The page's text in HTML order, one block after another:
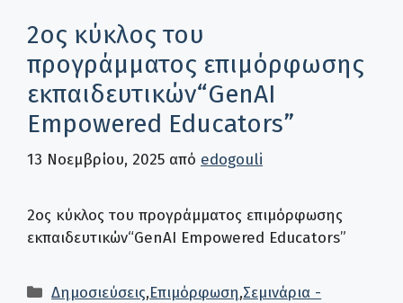
2ος κύκλος του
προγράμματος επιμόρφωσης
εκπαιδευτικών“GenAI
Empowered Educators”
13 Νοεμβρίου, 2025 από edogouli
2ος κύκλος του προγράμματος επιμόρφωσης
εκπαιδευτικών“GenAI Empowered Educators”
Κατηγορίες
Δημοσιεύσεις,Επιμόρφωση,Σεμινάρια -